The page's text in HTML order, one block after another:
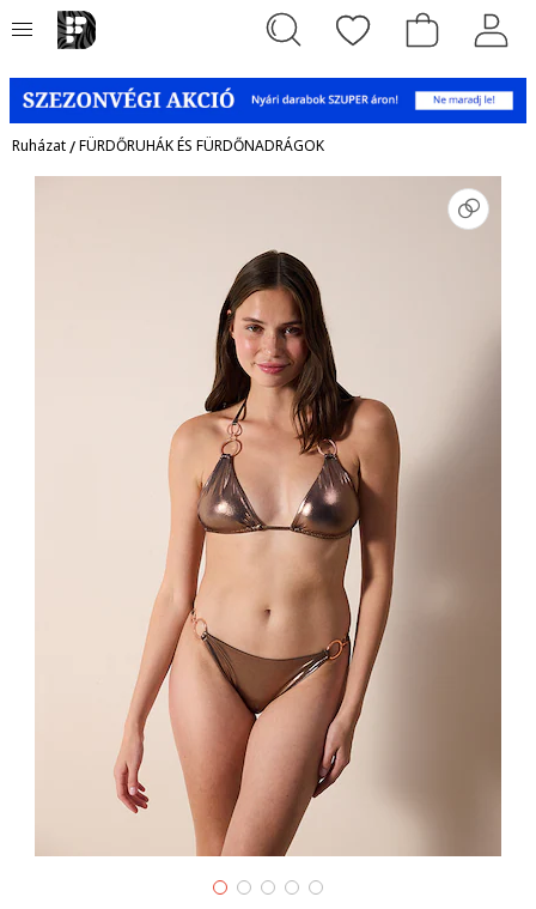
Ruházat/FÜRDŐRUHÁK ÉS FÜRDŐNADRÁGOK